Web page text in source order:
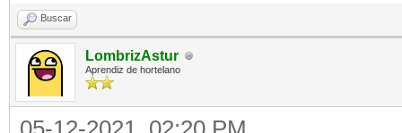
Buscar
LombrizAstur
Aprendiz de hortelano